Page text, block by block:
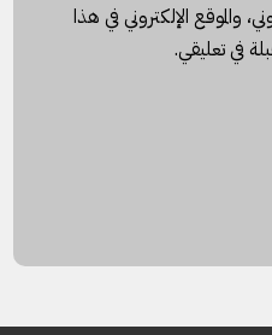
والموقع الإلكتروني في هذا
في تعليقي.